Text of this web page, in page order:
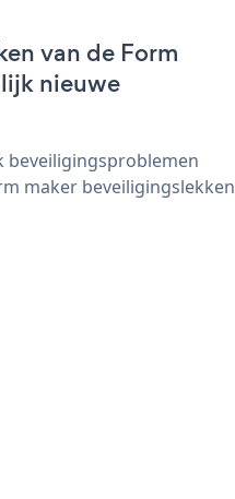
van de Form
nieuwe
beveiligingsproblemen
maker beveiligingslekken